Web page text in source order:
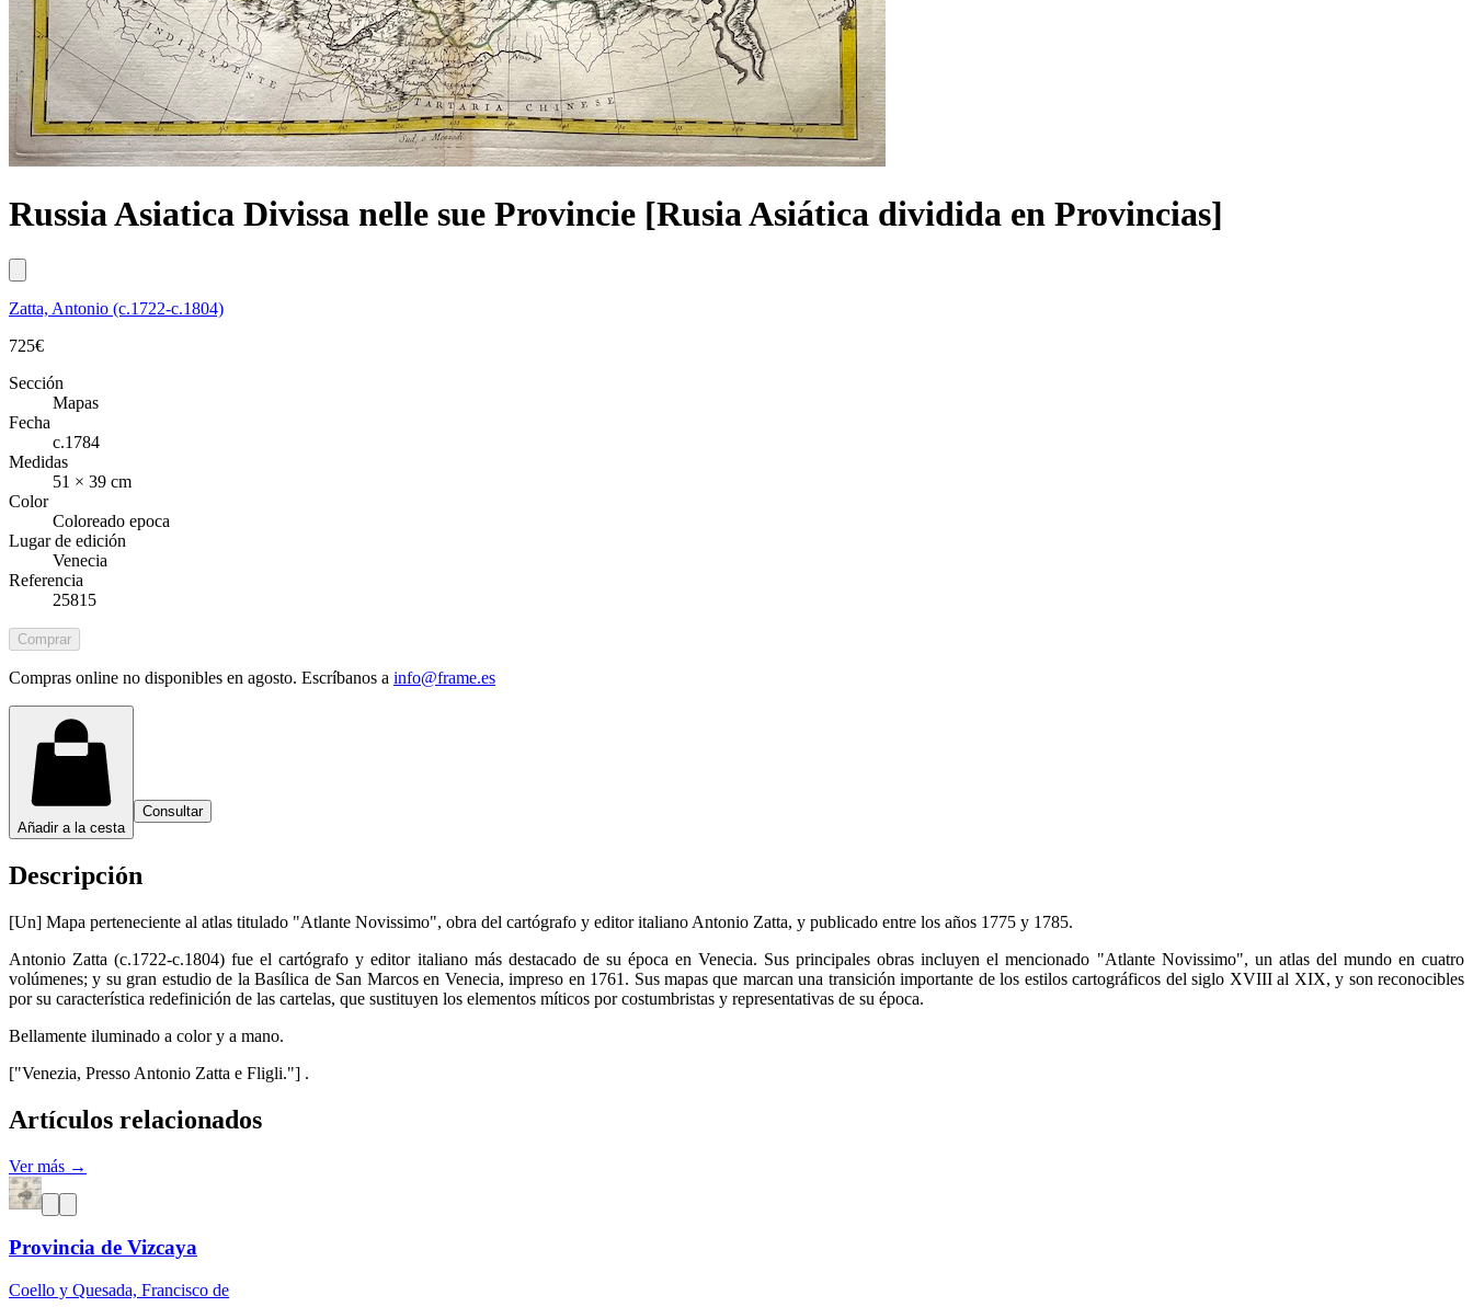
Russia Asiatica Divissa nelle sue Provincie [Rusia Asiática dividida en Provincias]
Zatta, Antonio (c.1722-c.1804)
725€
Sección
Mapas
Fecha
c.1784
Medidas
51 × 39 cm
Color
Coloreado epoca
Lugar de edición
Venecia
Referencia
25815
Comprar
Compras online no disponibles en agosto. Escríbanos a info@frame.es
Añadir a la cesta
Consultar
Descripción
[Un] Mapa perteneciente al atlas titulado "Atlante Novissimo", obra del cartógrafo y editor italiano Antonio Zatta, y publicado entre los años 1775 y 1785.
Antonio Zatta (c.1722-c.1804) fue el cartógrafo y editor italiano más destacado de su época en Venecia. Sus principales obras incluyen el mencionado "Atlante Novissimo", un atlas del mundo en cuatro
volúmenes; y su gran estudio de la Basílica de San Marcos en Venecia, impreso en 1761. Sus mapas que marcan una transición importante de los estilos cartográficos del siglo XVIII al XIX, y son reconocibles
por su característica redefinición de las cartelas, que sustituyen los elementos míticos por costumbristas y representativas de su época.
Bellamente iluminado a color y a mano.
["Venezia, Presso Antonio Zatta e Fligli."] .
Artículos relacionados
Ver más →
Provincia de Vizcaya
Coello y Quesada, Francisco de